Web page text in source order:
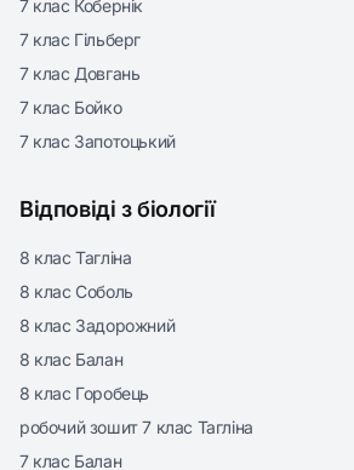
7 клас Кобернік
7 клас Гільберг
7 клас Довгань
7 клас Бойко
7 клас Запотоцький
Відповіді з біології
8 клас Тагліна
8 клас Соболь
8 клас Задорожний
8 клас Балан
8 клас Горобець
робочий зошит 7 клас Тагліна
7 клас Балан